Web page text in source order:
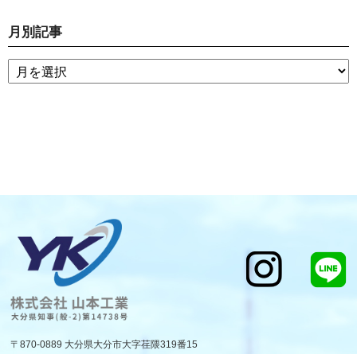
月別記事
〒870-0889 大分県大分市大字荏隈319番15